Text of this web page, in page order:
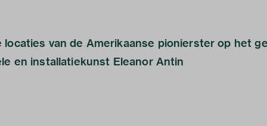
van de Amerikaanse pionierster op het
en installatiekunst Eleanor Antin